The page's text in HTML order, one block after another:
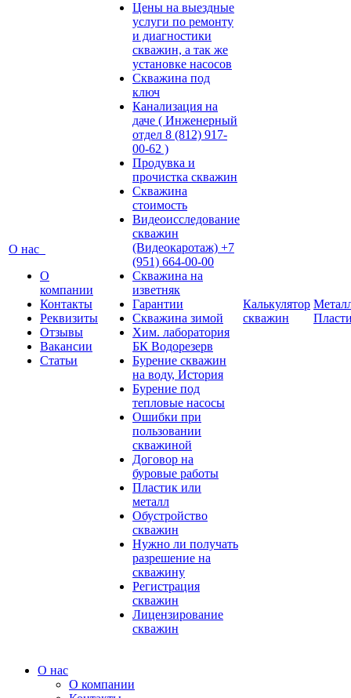
О нас
О
компании
Контакты
Реквизиты
Отзывы
Вакансии
Статьи
Цены на выездные
услуги по ремонту
и диагностики
скважин, а так же
установке насосов
Скважина под
ключ
Канализация на
даче ( Инженерный
отдел 8 (812) 917-
00-62 )
Продувка и
прочистка скважин
Скважина
стоимость
Видеоисследование
скважин
(Видеокаротаж) +7
(951) 664-00-00
Скважина на
изветняк
Гарантии
Скважина зимой
Хим. лаборатория
БК Водорезерв
Бурение скважин
на воду, История
Бурение под
тепловые насосы
Ошибки при
пользовании
скважиной
Договор на
буровые работы
Пластик или
металл
Обустройство
скважин
Нужно ли получать
разрешение на
скважину
Регистрация
скважин
Лицензирование
скважин
Калькулятор
скважин
О нас
О компании